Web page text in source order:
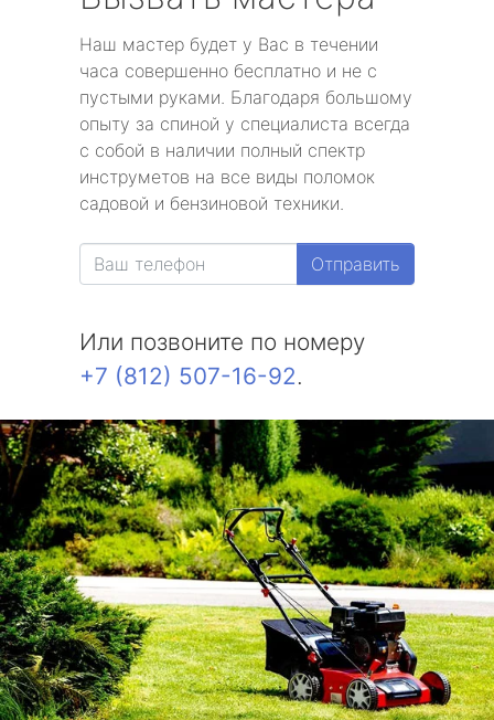
Наш мастер будет у Вас в течении
часа совершенно бесплатно и не с
пустыми руками. Благодаря большому
опыту за спиной у специалиста всегда
с собой в наличии полный спектр
инструметов на все виды поломок
садовой и бензиновой техники.
Отправить
Или позвоните по номеру
+7 (812) 507-16-92.